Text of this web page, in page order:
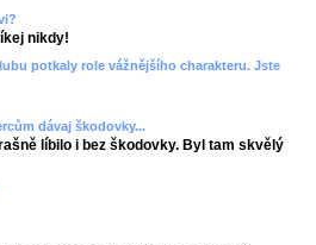
nikdy!
potkaly role vážnějšího charakteru. Jste
dávaj škodovky...
líbilo i bez škodovky. Byl tam skvělý